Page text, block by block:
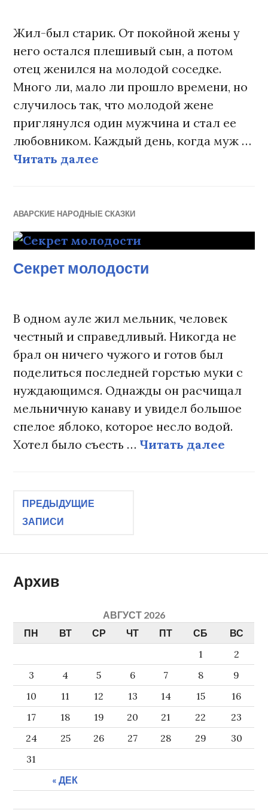
Жил-был старик. От покойной жены у
него остался плешивый сын, а потом
отец женился на молодой соседке.
Много ли, мало ли прошло времени, но
случилось так, что молодой жене
приглянулся один мужчина и стал ее
любовником. Каждый день, когда муж …
Читать далее
АВАРСКИЕ НАРОДНЫЕ СКАЗКИ
Секрет молодости
В одном ауле жил мельник, человек
честный и справедливый. Никогда не
брал он ничего чужого и готов был
поделиться последней горстью муки с
нуждающимся. Однажды он расчищал
мельничную канаву и увидел большое
спелое яблоко, которое несло водой.
Хотел было съесть … Читать далее
Навигация
записям
ПРЕДЫДУЩИЕ
ЗАПИСИ
Архив
АВГУСТ 2026
ПН
ВТ СР ЧТ ПТ СБ ВС
« ДЕК
1
2
3
4 5 6 7 8
9
10
11 12 13 14 15
16
17
18 19 20 21 22
23
24
25 26 27 28 29
30
31